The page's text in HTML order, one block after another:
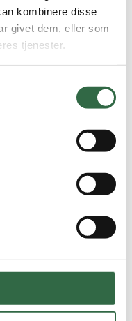
kombinere disse
givet dem, eller som
tjenester.